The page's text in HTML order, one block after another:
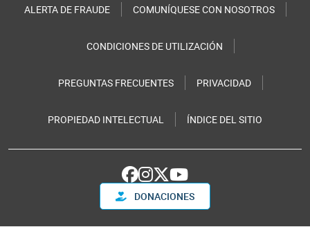
ALERTA DE FRAUDE COMUNÍQUESE CON NOSOTROS
CONDICIONES DE UTILIZACIÓN
PREGUNTAS FRECUENTES PRIVACIDAD
PROPIEDAD INTELECTUAL ÍNDICE DEL SITIO
DONACIONES